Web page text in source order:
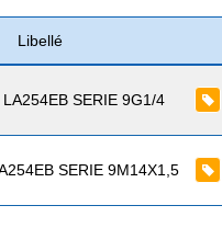
Libellé
SERIE 9G1/4
SERIE 9M14X1,5